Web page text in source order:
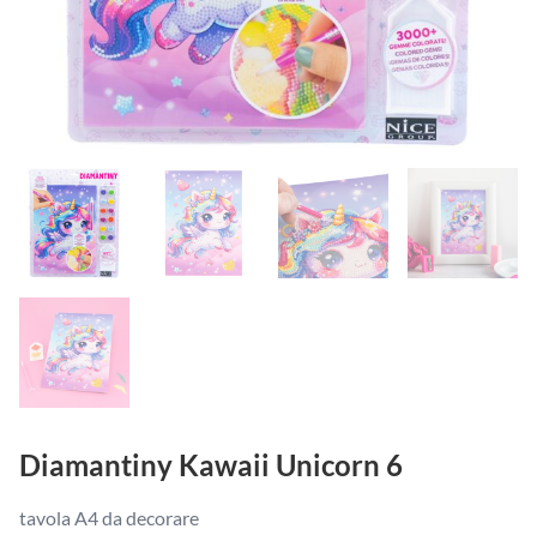
Diamantiny Kawaii Unicorn 6
tavola A4 da decorare